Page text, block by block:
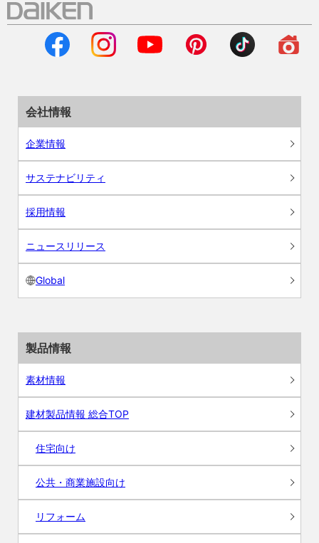
会社情報
企業情報
サステナビリティ
採用情報
ニュースリリース
Global
製品情報
素材情報
建材製品情報 総合TOP
住宅向け
公共・商業施設向け
リフォーム